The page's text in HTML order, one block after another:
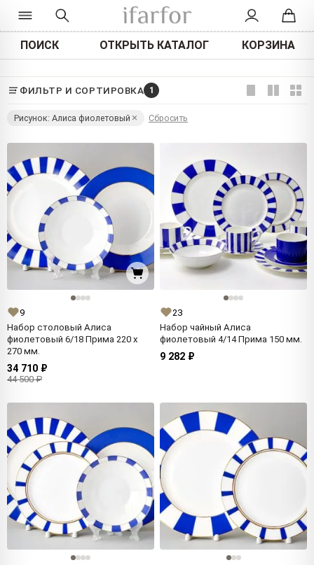
ПОИСК ОТКРЫТЬ КАТАЛОГ КОРЗИНА
ФИЛЬТР И СОРТИРОВКА 1
Рисунок: Алиса фиолетовый Сбросить
9
Набор столовый Алиса
фиолетовый 6/18 Прима 220 x
270 мм.
34 710 ₽
44 500 ₽
23
Набор чайный Алиса
фиолетовый 4/14 Прима 150 мм.
9 282 ₽